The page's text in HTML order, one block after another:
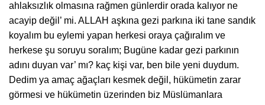
ahlaksızlık olmasına rağmen günlerdir orada kalıyor ne
acayip değil’ mi. ALLAH aşkına gezi parkına iki tane sandık
koyalım bu eylemi yapan herkesi oraya çağıralım ve
herkese şu soruyu soralım; Bugüne kadar gezi parkının
adını duyan var’ mı? kaç kişi var, ben bile yeni duydum.
Dedim ya amaç ağaçları kesmek değil, hükümetin zarar
görmesi ve hükümetin üzerinden biz Müslümanlara